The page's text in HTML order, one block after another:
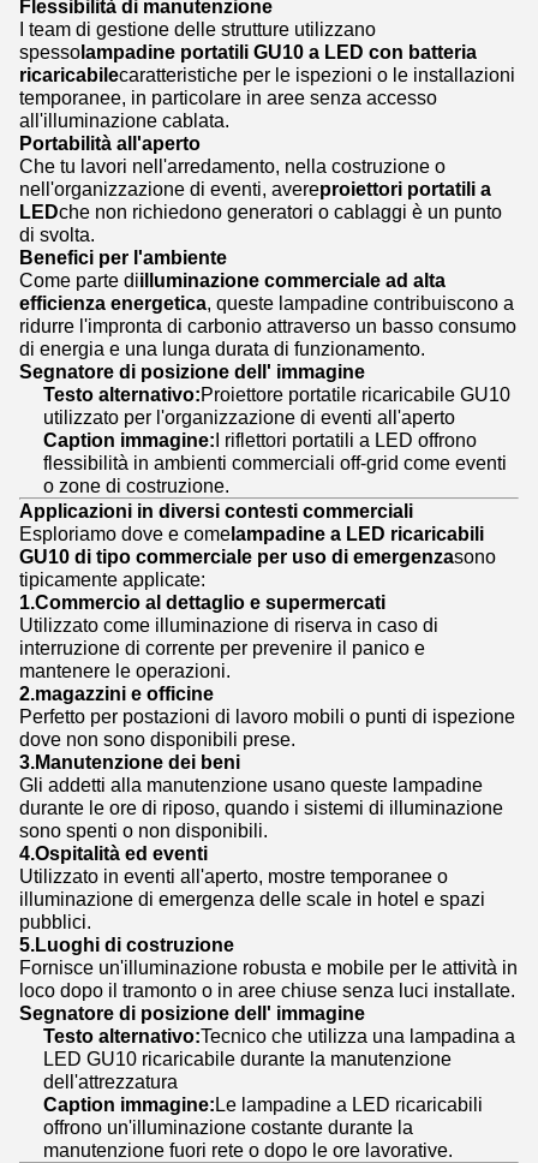
Flessibilità di manutenzione
I team di gestione delle strutture utilizzano
spessolampadine portatili GU10 a LED con batteria
ricaricabilecaratteristiche per le ispezioni o le installazioni
temporanee, in particolare in aree senza accesso
all'illuminazione cablata.
Portabilità all'aperto
Che tu lavori nell'arredamento, nella costruzione o
nell'organizzazione di eventi, avereproiettori portatili a
LEDche non richiedono generatori o cablaggi è un punto
di svolta.
Benefici per l'ambiente
Come parte diilluminazione commerciale ad alta
efficienza energetica, queste lampadine contribuiscono a
ridurre l'impronta di carbonio attraverso un basso consumo
di energia e una lunga durata di funzionamento.
Segnatore di posizione dell' immagine
Testo alternativo:Proiettore portatile ricaricabile GU10
utilizzato per l'organizzazione di eventi all'aperto
Caption immagine:I riflettori portatili a LED offrono
flessibilità in ambienti commerciali off-grid come eventi
o zone di costruzione.
Applicazioni in diversi contesti commerciali
Esploriamo dove e comelampadine a LED ricaricabili
GU10 di tipo commerciale per uso di emergenzasono
tipicamente applicate:
1.Commercio al dettaglio e supermercati
Utilizzato come illuminazione di riserva in caso di
interruzione di corrente per prevenire il panico e
mantenere le operazioni.
2.magazzini e officine
Perfetto per postazioni di lavoro mobili o punti di ispezione
dove non sono disponibili prese.
3.Manutenzione dei beni
Gli addetti alla manutenzione usano queste lampadine
durante le ore di riposo, quando i sistemi di illuminazione
sono spenti o non disponibili.
4.Ospitalità ed eventi
Utilizzato in eventi all'aperto, mostre temporanee o
illuminazione di emergenza delle scale in hotel e spazi
pubblici.
5.Luoghi di costruzione
Fornisce un'illuminazione robusta e mobile per le attività in
loco dopo il tramonto o in aree chiuse senza luci installate.
Segnatore di posizione dell' immagine
Testo alternativo:Tecnico che utilizza una lampadina a
LED GU10 ricaricabile durante la manutenzione
dell'attrezzatura
Caption immagine:Le lampadine a LED ricaricabili
offrono un'illuminazione costante durante la
manutenzione fuori rete o dopo le ore lavorative.